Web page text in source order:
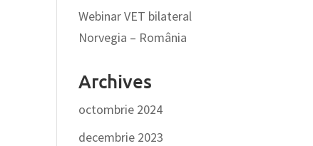
Webinar VET bilateral
Norvegia – România
Archives
octombrie 2024
decembrie 2023